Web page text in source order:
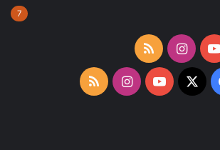
7
‫YouTubeانستقرامملخص
الموقع
فيسبوك
‫X
‫YouTubeانستقرامملخص